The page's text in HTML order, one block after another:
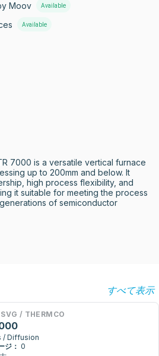
Moov Available
Available
7000 is a versatile vertical furnace
up to 200mm and below. It
high process flexibility, and
it suitable for meeting the process
of semiconductor
すべて表示
/ THERMCO
/ Diffusion
ジ： 0